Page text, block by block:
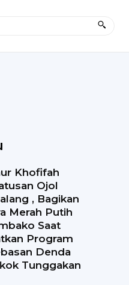
Khofifah
Ojol
, Bagikan
Merah Putih
Saat
Program
Denda
Tunggakan